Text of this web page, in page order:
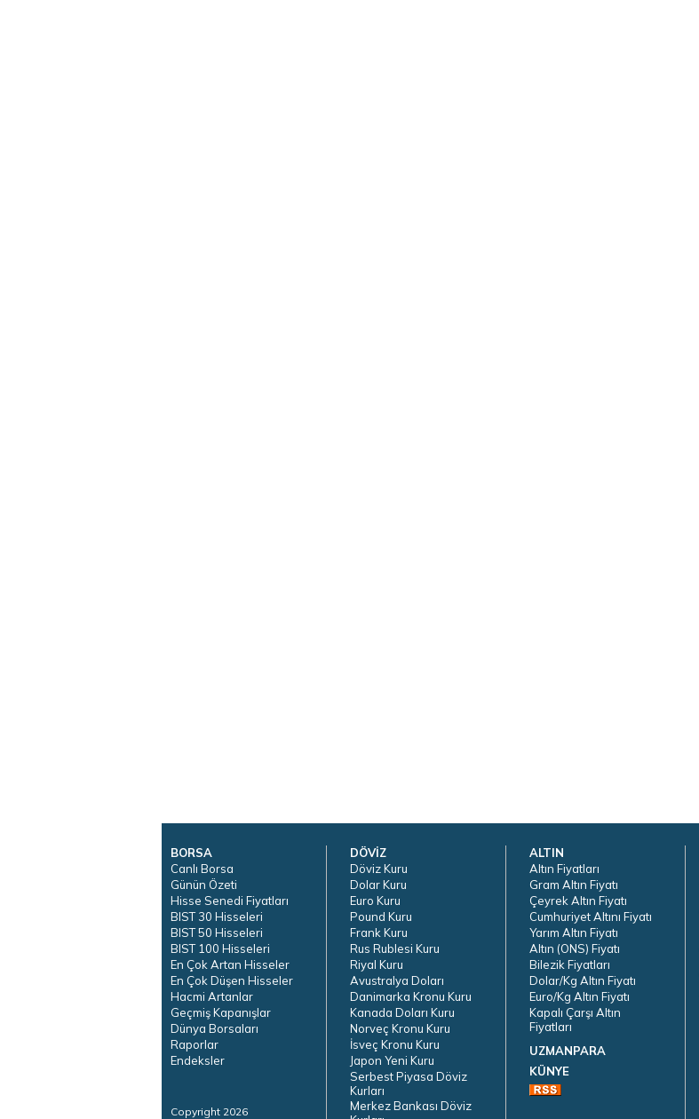
BORSA
Canlı Borsa
Günün Özeti
Hisse Senedi Fiyatları
BIST 30 Hisseleri
BIST 50 Hisseleri
BIST 100 Hisseleri
En Çok Artan Hisseler
En Çok Düşen Hisseler
Hacmi Artanlar
Geçmiş Kapanışlar
Dünya Borsaları
Raporlar
Endeksler
Copyright 2026
DÖVİZ
Döviz Kuru
Dolar Kuru
Euro Kuru
Pound Kuru
Frank Kuru
Rus Rublesi Kuru
Riyal Kuru
Avustralya Doları
Danimarka Kronu Kuru
Kanada Doları Kuru
Norveç Kronu Kuru
İsveç Kronu Kuru
Japon Yeni Kuru
Serbest Piyasa Döviz
Kurları
Merkez Bankası Döviz
ALTIN
Altın Fiyatları
Gram Altın Fiyatı
Çeyrek Altın Fiyatı
Cumhuriyet Altını Fiyatı
Yarım Altın Fiyatı
Altın (ONS) Fiyatı
Bilezik Fiyatları
Dolar/Kg Altın Fiyatı
Euro/Kg Altın Fiyatı
Kapalı Çarşı Altın
Fiyatları
UZMANPARA
KÜNYE